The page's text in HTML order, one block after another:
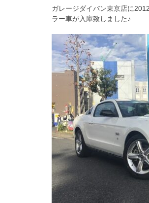
ガレージダイバン東京店に
ラー車が入庫致しました♪